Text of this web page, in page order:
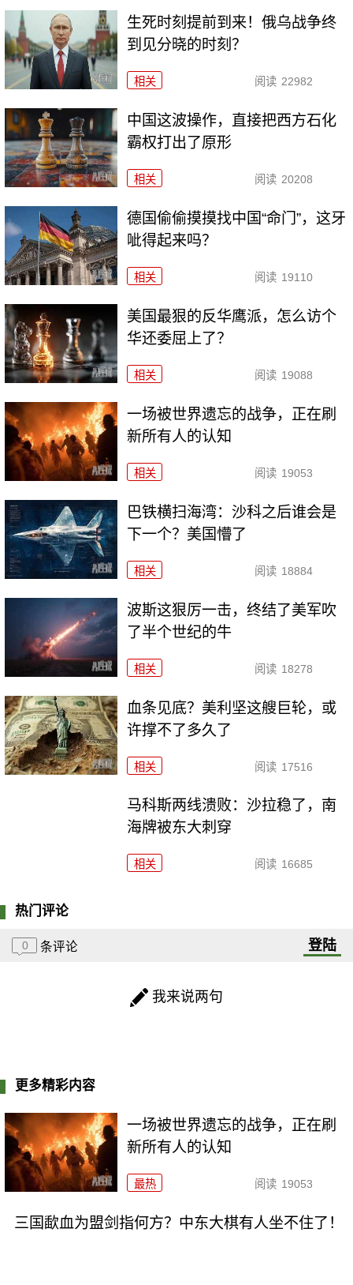
生死时刻提前到来！俄乌战争终
到见分晓的时刻？
相关 阅读 22982
中国这波操作，直接把西方石化
霸权打出了原形
相关 阅读 20208
德国偷偷摸摸找中国“命门”，这牙
呲得起来吗？
相关 阅读 19110
美国最狠的反华鹰派，怎么访个
华还委屈上了？
相关 阅读 19088
一场被世界遗忘的战争，正在刷
新所有人的认知
相关 阅读 19053
巴铁横扫海湾：沙科之后谁会是
下一个？美国懵了
相关 阅读 18884
波斯这狠厉一击，终结了美军吹
了半个世纪的牛
相关 阅读 18278
血条见底？美利坚这艘巨轮，或
许撑不了多久了
相关 阅读 17516
马科斯两线溃败：沙拉稳了，南
海牌被东大刺穿
相关 阅读 16685
热门评论
0 条评论 登陆
我来说两句
更多精彩内容
一场被世界遗忘的战争，正在刷
新所有人的认知
最热 阅读 19053
三国歃血为盟剑指何方？中东大棋有人坐不住了！